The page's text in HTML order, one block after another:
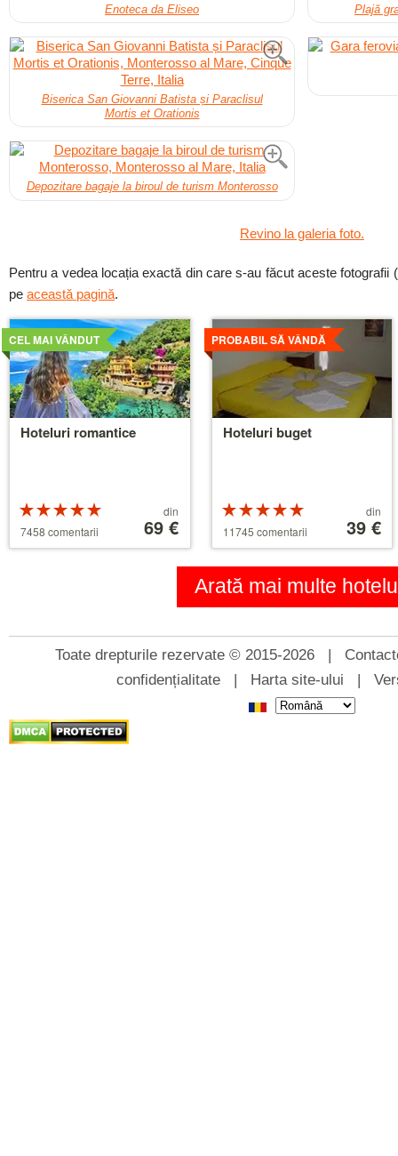
Enoteca da Eliseo Plajă
Biserica San Giovanni Batista și Paraclisul
Mortis et Orationis
Depozitare bagaje la biroul de turism Monterosso
Revino la galeria foto.
Pentru a vedea locația exactă din care s-au făcut aceste fotografii
pe această pagină.
Hoteluri romantice
CEL MAI VÂNDUT
ul 5 din 5
7458 comentarii începând
la
din
69 €
Mai
detaliat
Hoteluri buget
PROBABIL SĂ VÂNDĂ
ul 5 din 5
11745 comentarii începând
la
110 €
din
39 €
Mai
detaliat
Arată mai multe
Toate drepturile rezervate © 2015-2026 |
confidențialitate| Harta site-ului |